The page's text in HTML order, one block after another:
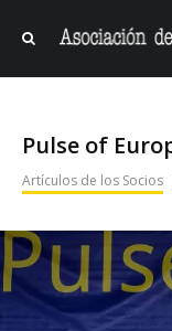
Pulse of
Artículos de los Socios